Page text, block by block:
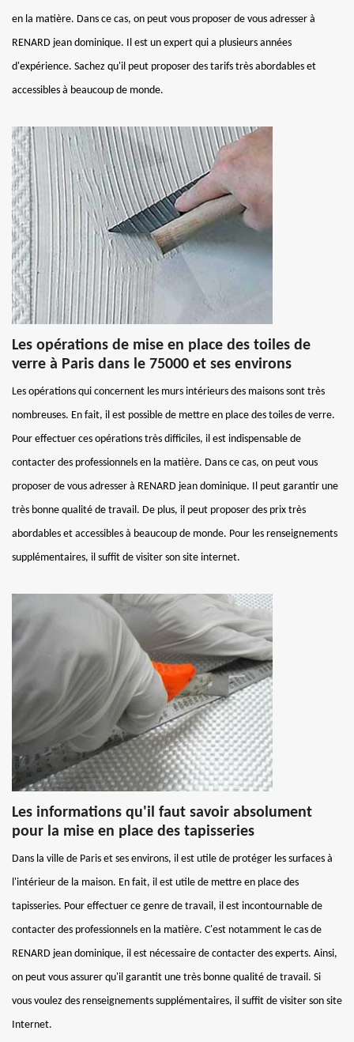
en la matière. Dans ce cas, on peut vous proposer de vous adresser à
RENARD jean dominique. Il est un expert qui a plusieurs années
d'expérience. Sachez qu'il peut proposer des tarifs très abordables et
accessibles à beaucoup de monde.
Les opérations de mise en place des toiles de
verre à Paris dans le 75000 et ses environs
Les opérations qui concernent les murs intérieurs des maisons sont très
nombreuses. En fait, il est possible de mettre en place des toiles de verre.
Pour effectuer ces opérations très difficiles, il est indispensable de
contacter des professionnels en la matière. Dans ce cas, on peut vous
proposer de vous adresser à RENARD jean dominique. Il peut garantir une
très bonne qualité de travail. De plus, il peut proposer des prix très
abordables et accessibles à beaucoup de monde. Pour les renseignements
supplémentaires, il suffit de visiter son site internet.
Les informations qu'il faut savoir absolument
pour la mise en place des tapisseries
Dans la ville de Paris et ses environs, il est utile de protéger les surfaces à
l'intérieur de la maison. En fait, il est utile de mettre en place des
tapisseries. Pour effectuer ce genre de travail, il est incontournable de
contacter des professionnels en la matière. C'est notamment le cas de
RENARD jean dominique, il est nécessaire de contacter des experts. Ainsi,
on peut vous assurer qu'il garantit une très bonne qualité de travail. Si
vous voulez des renseignements supplémentaires, il suffit de visiter son site
Internet.